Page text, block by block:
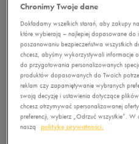
Chronimy Twoje dane
Dokładamy wszelkich starań, aby zakupy
które wybierają – najlepiej dopasowane do
poszanowaniu bezpieczeństwa wszystkich
chcesz, abyśmy wykorzystywali informacje
do przygotowania personalizowanych
produktów dopasowanych do Twoich
reklam czy zapamiętywanie wybranych
swoją decyzję i ustawienia dotyczące
chcesz otrzymywać spersonalizowanej
preferencji, wybierz „Odrzuć wszystkie”.
naszą
politykę prywatności.